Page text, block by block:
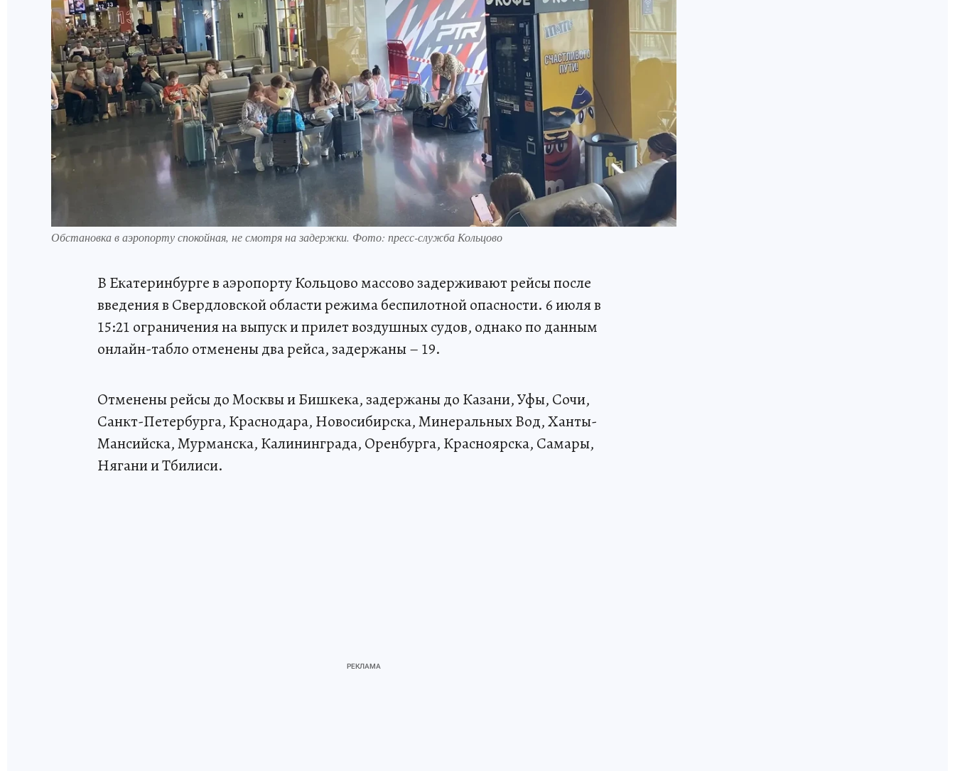
Обстановка в аэропорту спокойная, не смотря на задержки. Фото: пресс-служба Кольцово
В Екатеринбурге в аэропорту Кольцово массово задерживают рейсы после
введения в Свердловской области режима беспилотной опасности. 6 июля в
15:21 ограничения на выпуск и прилет воздушных судов, однако по данным
онлайн-табло отменены два рейса, задержаны – 19.
Отменены рейсы до Москвы и Бишкека, задержаны до Казани, Уфы, Сочи,
Санкт-Петербурга, Краснодара, Новосибирска, Минеральных Вод, Ханты-
Мансийска, Мурманска, Калининграда, Оренбурга, Красноярска, Самары,
Нягани и Тбилиси.